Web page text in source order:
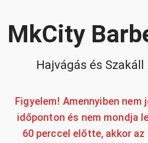
MkCity
Hajvágás és
Figyelem! Amennyiben nem
időponton és nem mondja
60 perccel előtte, akkor